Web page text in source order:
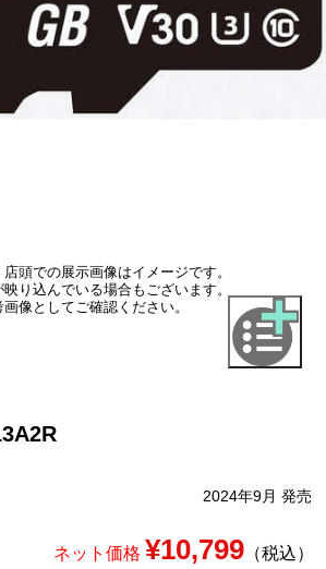
頭での展示画像はイメージです。
り込んでいる場合もございます。
画像としてご確認ください。
2024年9月 発売
ネット価格 ¥10,799（税込）